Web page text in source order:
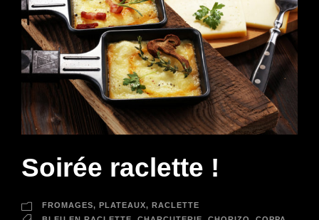
Soirée raclette !
FROMAGES, PLATEAUX, RACLETTE